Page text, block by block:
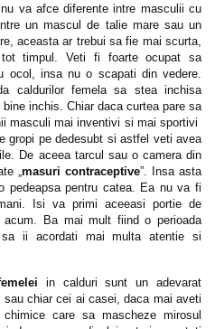
va afce diferente intre masculii cu
un mascul de talie mare sau un
aceasta ar trebui sa fie mai scurta,
timpul. Veti fi foarte ocupat sa
ocol, insa nu o scapati din vedere.
caldurilor femela sa stea inchisa
inchis. Chiar daca curtea pare sa
masculi mai inventivi si mai sportivi
gropi pe dedesubt si astfel veti avea
De aceea tarcul sau o camera din
„masuri contraceptive”. Insa asta
pedeapsa pentru catea. Ea nu va fi
Isi va primi aceeasi portie de
Ba mai mult fiind o perioada
ii acordati mai multa atentie si
in calduri sunt un adevarat
chiar cei ai casei, daca mai aveti
care sa mascheze mirosul